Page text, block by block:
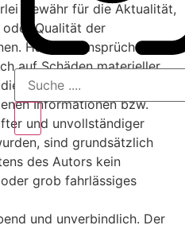
Gewähr für die Aktualität,
Qualität der
Haftungsansprüche
auf Schäden materieller
durch die Nutzung oder
Informationen bzw.
und unvollständiger
sind grundsätzlich
des Autors kein
grob fahrlässiges
und unverbindlich. Der